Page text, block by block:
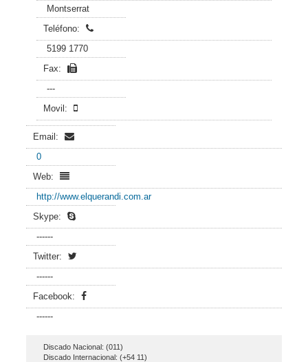
Montserrat
Teléfono:
5199 1770
Fax:
---
Movil:
Email:
0
Web:
http://www.elquerandi.com.ar
Skype:
------
Twitter:
------
Facebook:
------
Discado Nacional: (011)
Discado Internacional: (+54 11)